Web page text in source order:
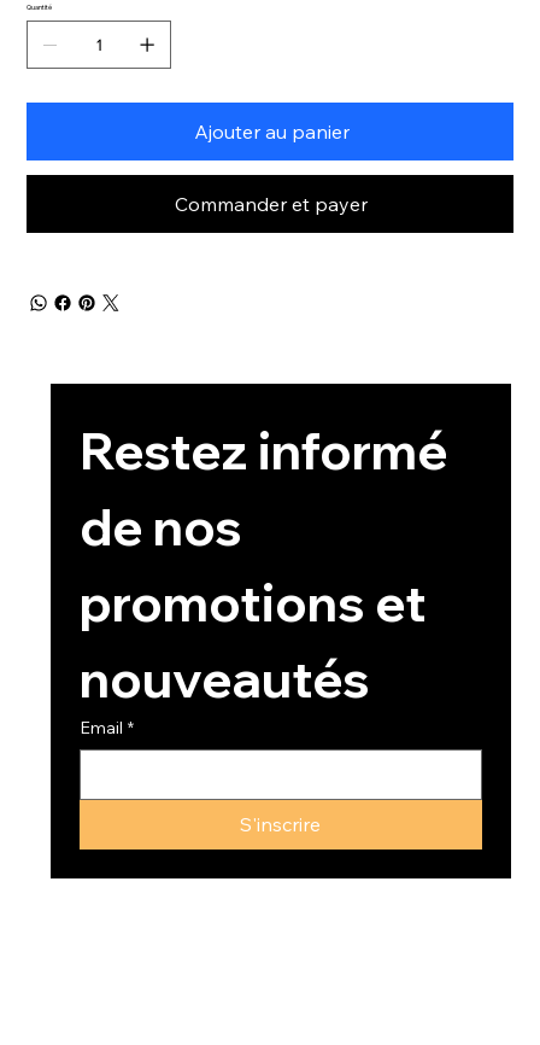
Quantité
Ajouter au panier
Commander et payer
Restez informé
de nos
promotions et
nouveautés
Email *
S'inscrire